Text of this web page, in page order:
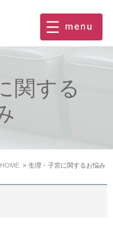
関する
HOME 生理・子宮に関するお悩み